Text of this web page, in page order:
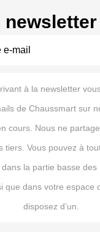
newsletter
à la newsletter
de Chaussmart sur
cours. Nous ne
tiers. Vous pouvez à
la partie basse des
que dans votre espace
disposez d’un.